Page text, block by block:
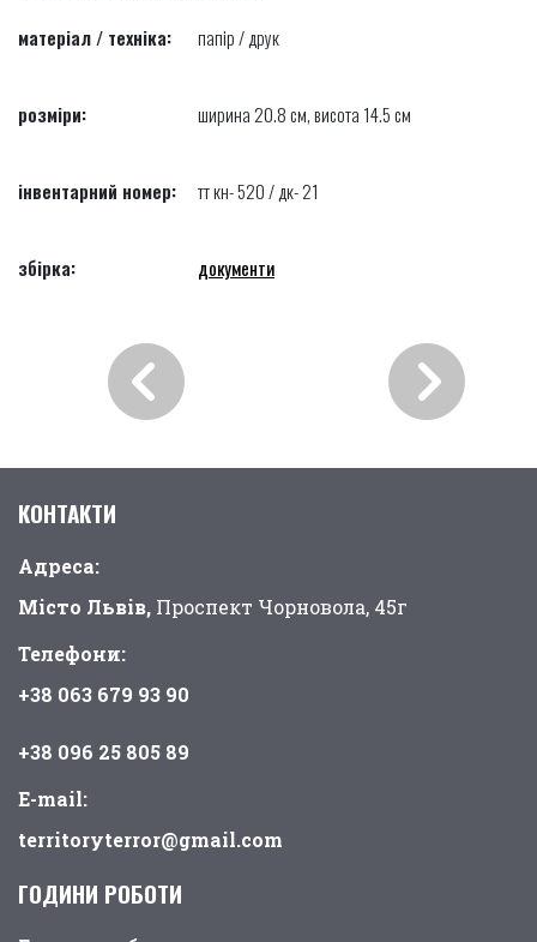
матеріал / техніка: папір / друк
розміри: ширина 20.8 см, висота 14.5 см
інвентарний номер: тт кн- 520 / дк- 21
збірка: документи
КОНТАКТИ
Адреса:
Місто Львів, Проспект Чорновола, 45г
Телефони:
+38 063 679 93 90
+38 096 25 805 89
E-mail:
territoryterror@gmail.com
ГОДИНИ РОБОТИ